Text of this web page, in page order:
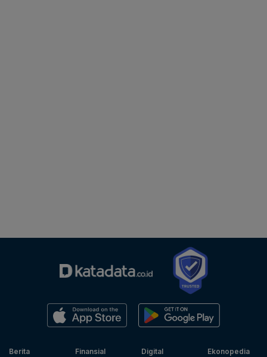
Berita
Finansial
Digital
Ekonopedia